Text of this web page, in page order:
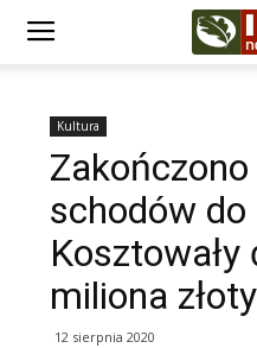
Kultura
schodów
Kosztowały
miliona
12 sierpnia 2020